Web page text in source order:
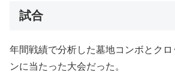
試合
年間戦績で分析した墓地コンボとク
ンに当たった大会だった。